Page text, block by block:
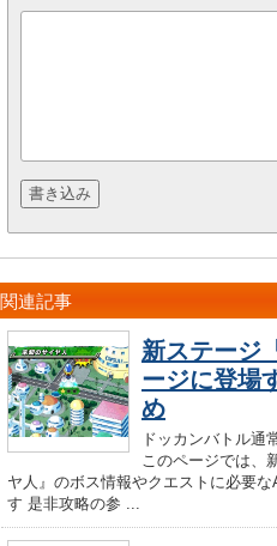
関連記事
新ステージ
ージに登場
め
ドッカンバトル通
このページでは、
ヤ人』のボス情報やクエストに必要
す 是非攻略の参 ...